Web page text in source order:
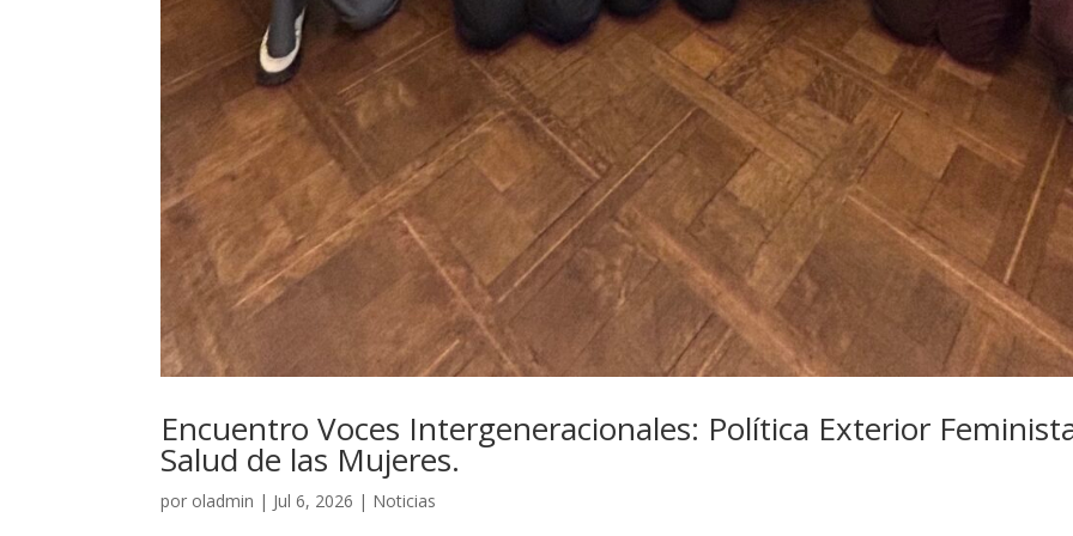
Encuentro Voces Intergeneracionales: Política Exterior
Salud de las Mujeres.
por oladmin | Jul 6, 2026 | Noticias